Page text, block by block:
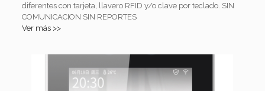
diferentes con tarjeta, llavero RFID y/o clave por teclado. SIN
COMUNICACION SIN REPORTES
Ver más >>